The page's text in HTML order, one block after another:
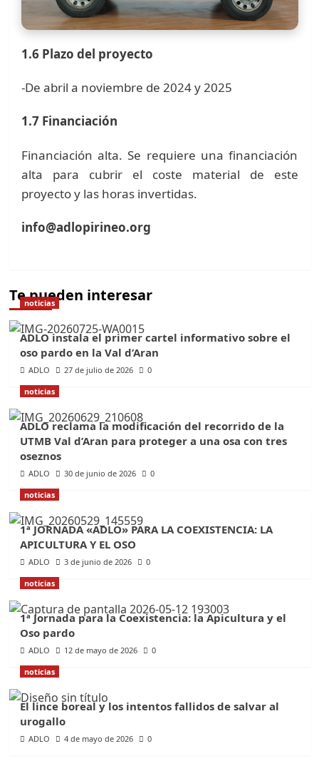
1.6 Plazo del proyecto
-De abril a noviembre de 2024 y 2025
1.7 Financiación
Financiación alta. Se requiere una financiación
alta para cubrir el coste material de este
proyecto y las horas invertidas.
info@adlopirineo.org
Te pueden interesar
noticias
ADLO instala el primer cartel informativo sobre el
oso pardo en la Val d’Aran
ADLO 27 de julio de 2026
0
noticias
ADLO reclama la modificación del recorrido de la
UTMB Val d’Aran para proteger a una osa con tres
oseznos
ADLO 30 de junio de 2026
0
noticias
1ª JORNADA «ADLO» PARA LA COEXISTENCIA: LA
APICULTURA Y EL OSO
ADLO 3 de junio de 2026
0
noticias
1ª Jornada para la Coexistencia: la Apicultura y el
Oso pardo
ADLO 12 de mayo de 2026
0
noticias
El lince boreal y los intentos fallidos de salvar al
urogallo
ADLO 4 de mayo de 2026 0